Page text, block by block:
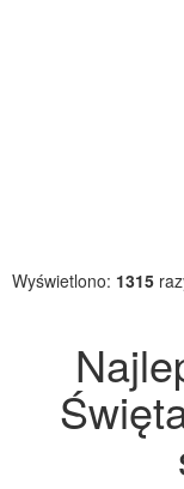
Wyświetlono: 1315